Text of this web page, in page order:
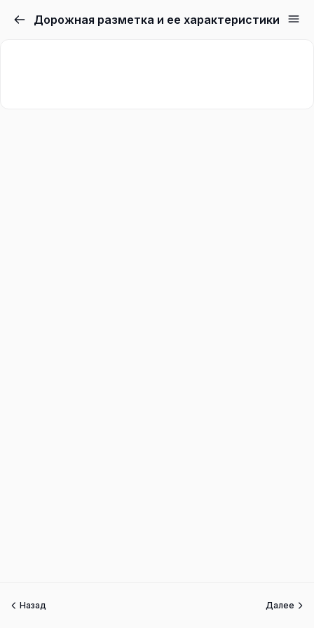
Дорожная разметка и ее характеристики
Назад Далее